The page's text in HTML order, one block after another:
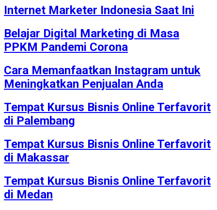
Internet Marketer Indonesia Saat Ini
Belajar Digital Marketing di Masa
PPKM Pandemi Corona
Cara Memanfaatkan Instagram untuk
Meningkatkan Penjualan Anda
Tempat Kursus Bisnis Online Terfavorit
di Palembang
Tempat Kursus Bisnis Online Terfavorit
di Makassar
Tempat Kursus Bisnis Online Terfavorit
di Medan